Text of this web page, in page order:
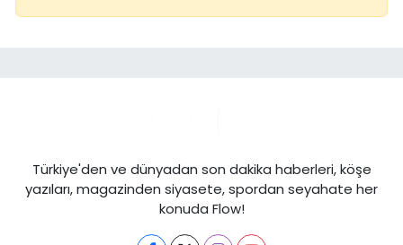
Türkiye'den ve dünyadan son dakika haberleri, köşe
yazıları, magazinden siyasete, spordan seyahate her
konuda Flow!